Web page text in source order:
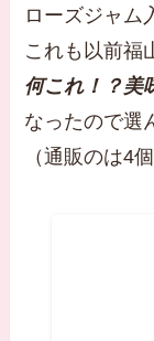
ローズジャム
これも以前福
何これ！？美
なったので選
（通販のは4